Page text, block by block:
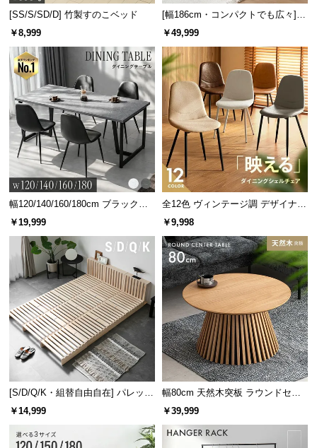
[SS/S/SD/D] 竹製すのこベッド
￥8,999
[幅186cm・コンパクトでも広々] 3
人掛けソファベッド リクライニン
￥49,999
幅120/140/160/180cm ブラックフ
レーム ダイニング 大理石調 4人掛
￥19,999
全12色 ヴィンテージ調 デザイナー
ズシェルチェア
￥9,998
[S/D/Q/K・組替自由自在] パレット
ベッド 8/12/16枚セット
￥14,999
幅80cm 天然木突板 ラウンドセン
ターテーブル 美しい格子デザイン
￥39,999